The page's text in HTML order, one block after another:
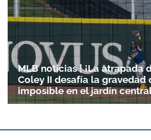
Gracias por suscribirte a
MLB noticias | ¡La atrapada
Coley II desafía la gravedad
imposible en el jardín